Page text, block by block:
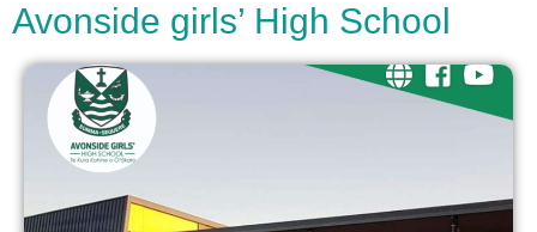
Avonside girls’ High School